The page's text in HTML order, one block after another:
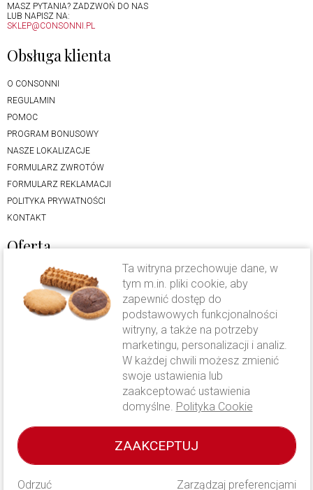
MASZ PYTANIA? ZADZWOŃ DO NAS
LUB NAPISZ NA:
SKLEP@CONSONNI.PL
Obsługa klienta
O CONSONNI
REGULAMIN
POMOC
PROGRAM BONUSOWY
NASZE LOKALIZACJE
FORMULARZ ZWROTÓW
FORMULARZ REKLAMACJI
POLITYKA PRYWATNOŚCI
KONTAKT
Oferta
LODY RZEMIEŚLNICZE
CIASTO DROŻDŻOWE
KAWA CAVALLO
Wysyłka i płatność
Prawa autorskie
Wszystkie zdjęcia zamieszczone na stronie www.consonni.pl są chronione
prawem o własności intelektualnej zgodnie z Ustawą z dnia 4 lutego 1994 r.
upowszechnianie bez zgody firmy Consonni.
Ta witryna przechowuje dane, w
tym m.in. pliki cookie, aby
zapewnić dostęp do
podstawowych funkcjonalności
witryny, a także na potrzeby
marketingu, personalizacji i analiz.
W każdej chwili możesz zmienić
swoje ustawienia lub
zaakceptować ustawienia
domyślne. Polityka Cookie
ZAAKCEPTUJ
Zarządzaj preferencjami
Odrzuć